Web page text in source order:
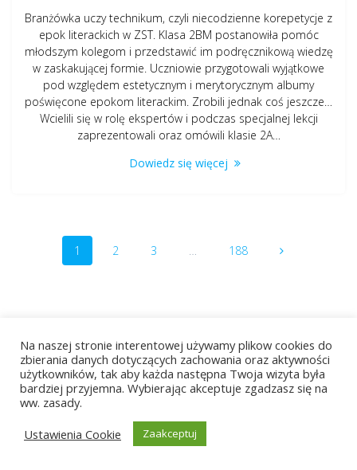
Branżówka uczy technikum, czyli niecodzienne korepetycje z
epok literackich w ZST. Klasa 2BM postanowiła pomóc
młodszym kolegom i przedstawić im podręcznikową wiedzę
w zaskakującej formie. Uczniowie przygotowali wyjątkowe
pod względem estetycznym i merytorycznym albumy
poświęcone epokom literackim. Zrobili jednak coś jeszcze…
Wcielili się w rolę ekspertów i podczas specjalnej lekcji
zaprezentowali oraz omówili klasie 2A…
Dowiedz się więcej
Nawigacja
Strona
1 Strona
2 Strona
3 Strona
188
© 2026 ZST Radom. Built using WordPress andEmpowerWP
Na naszej stronie interentowej używamy plikow cookies do
zbierania danych dotyczących zachowania oraz aktywności
użytkowników, tak aby każda następna Twoja wizyta była
bardziej przyjemna. Wybierając akceptuje zgadzasz się na
ww. zasady.
Ustawienia Cookie
Zaakceptuj